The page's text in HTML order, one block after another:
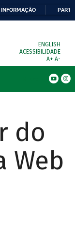
ENGLISH
ACESSIBILIDADE
A+ A-
do
Web